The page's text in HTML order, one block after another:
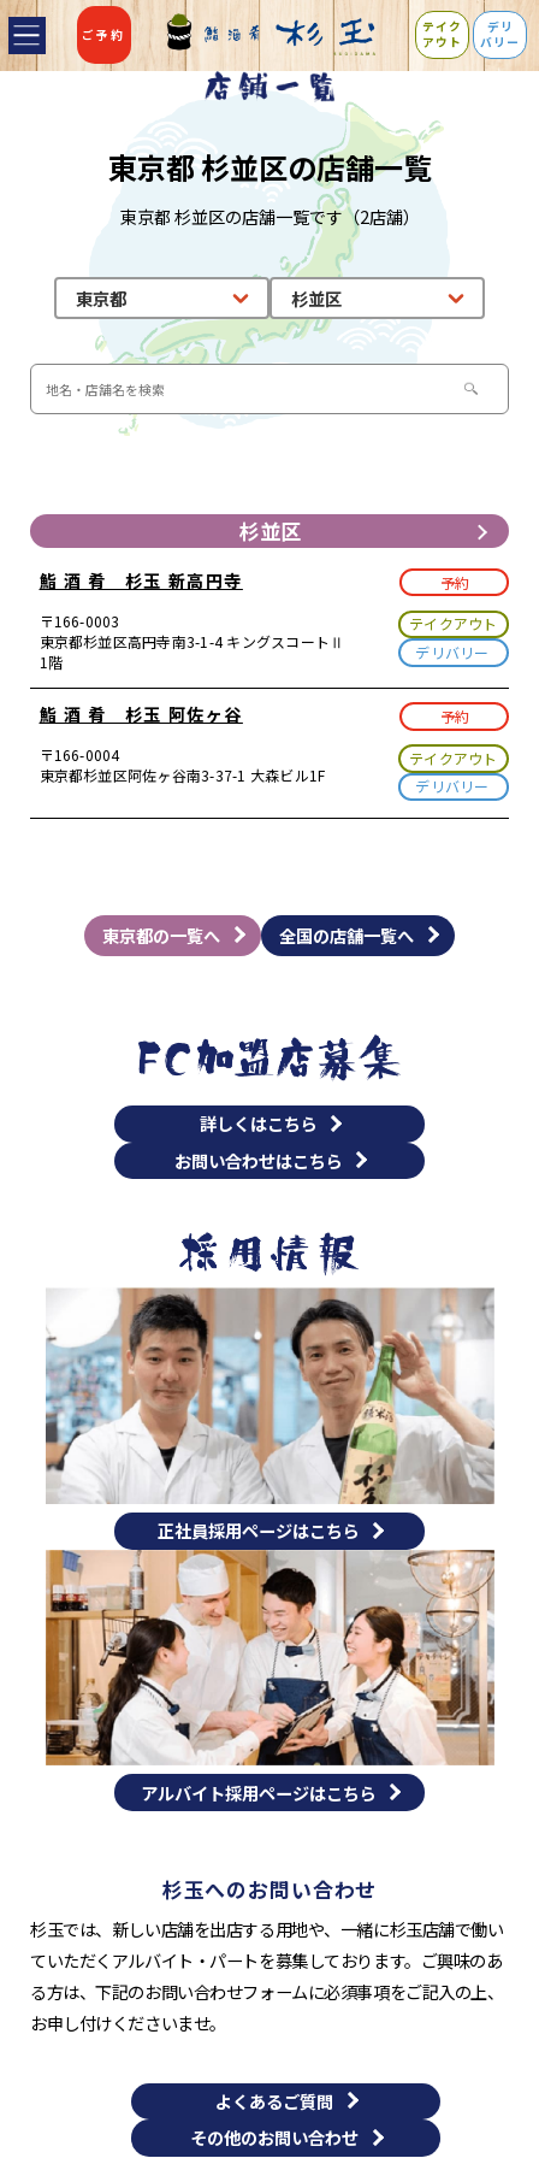
ご予約
テイク
アウト
デリ
バリー
東京都 杉並区の店舗一覧
東京都 杉並区の店舗一覧です（2店舗）
杉並区
鮨 酒 肴 杉玉 新高円寺
予約
〒166-0003
東京都杉並区高円寺南3-1-4 キングスコートⅡ
1階
テイクアウト
デリバリー
鮨 酒 肴 杉玉 阿佐ヶ谷
予約
〒166-0004
東京都杉並区阿佐ヶ谷南3-37-1 大森ビル1F
テイクアウト
デリバリー
東京都の一覧へ 全国の店舗一覧へ
詳しくはこちら
お問い合わせはこちら
正社員採用ページはこちら
アルバイト採用ページはこちら
杉玉へのお問い合わせ
杉玉では、新しい店舗を出店する用地や、一緒に杉玉店舗で働い
ていただくアルバイト・パートを募集しております。ご興味のあ
る方は、下記のお問い合わせフォームに必須事項をご記入の上、
お申し付けくださいませ。
よくあるご質問
その他のお問い合わせ